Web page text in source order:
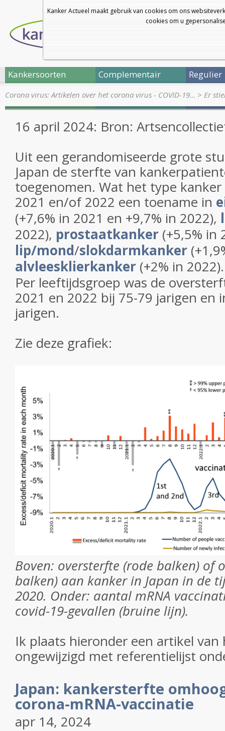
Kanker Actueel maakt gebruik van cookies om ons
cookies om u
Kankersoorten Complementair Regulier
Corona virus: Artikelen over het corona virus - COVID-19… > Er
16 april 2024: Bron:
Uit een gerandomiseerde grote
Japan de sterfte van
toegenomen. Wat het type
2021 en/of 2022 een toename in
(+7,6% in 2021 en +9,7% in 2022),
2022), prostaatkanker (+5,5% in
lip/mond/slokdarmkanker
alvleesklierkanker (+2% in 2022).
Per leeftijdsgroep was de
2021 en 2022 bij 75-79 jarigen en
jarigen.
Zie deze grafiek:
Boven: oversterfte (rode balken) of
balken) aan kanker in Japan in de
2020. Onder: aantal mRNA
covid-19-gevallen (bruine lijn).
Ik plaats hieronder een artikel
ongewijzigd met referentielijst
Japan: kankersterfte
corona-mRNA-vaccinatie
apr 14, 2024